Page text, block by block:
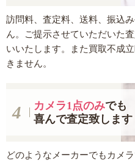
訪問料、査定料、送料、振込
ん。ご提示させていただいた
いいたします。また買取不成
きません。
カメラ1点のみでも
喜んで査定致します
どのようなメーカーでもカメ